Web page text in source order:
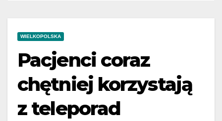
WIELKOPOLSKA
Pacjenci coraz
chętniej korzystają
z teleporad